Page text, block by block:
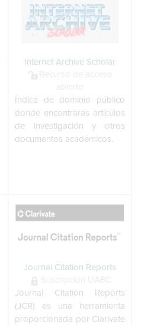
Internet Archive Scholar
Índice de dominio público
donde encontraras artículos
de investigación y otros
documentos académicos.
Journal Citation Reports
Journal Citation Reports
(JCR) es una herramienta
proporcionada por Clarivate